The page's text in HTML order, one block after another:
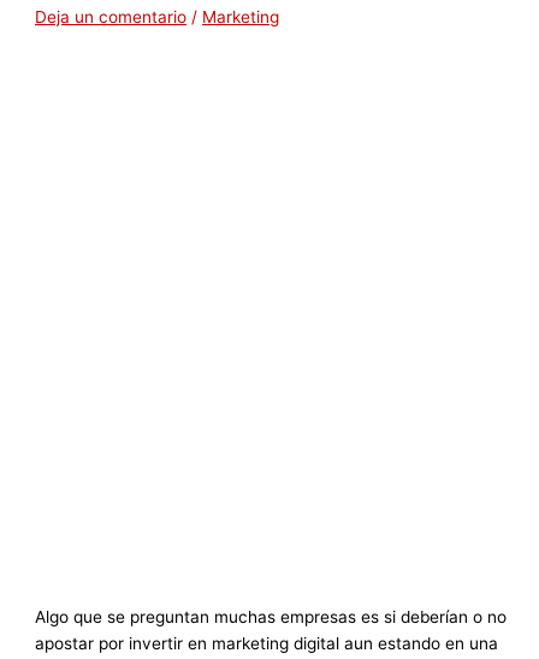
Deja un comentario / Marketing
Algo que se preguntan muchas empresas es si deberían o no
apostar por invertir en marketing digital aun estando en una